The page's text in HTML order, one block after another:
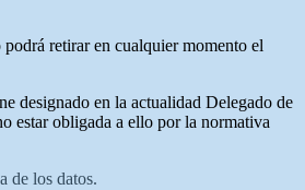
retirar en cualquier momento el
designado en la actualidad Delegado de
estar obligada a ello por la normativa
de los datos.